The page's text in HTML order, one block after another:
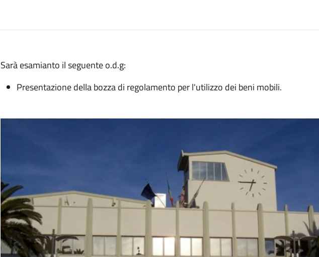
Sarà esamianto il seguente o.d.g:
Presentazione della bozza di regolamento per l'utilizzo dei beni mobili.